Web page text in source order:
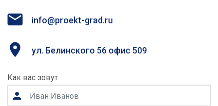
info@proekt-grad.ru
ул. Белинского 56 офис 509
Как вас зовут